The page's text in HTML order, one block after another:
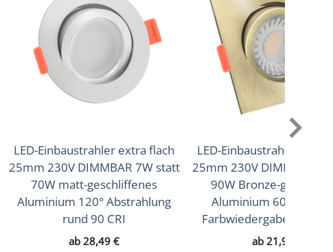
LED-Einbaustrahler extra flach
25mm 230V DIMMBAR 7W statt
70W matt-geschliffenes
Aluminium 120° Abstrahlung
rund 90 CRI
ab 28,49 €
LED-Einbaustrahler extra
25mm 230V DIMMBAR
90W Bronze-
Aluminium 60°
Farbwiedergabe 90 Cri
ab 21,99